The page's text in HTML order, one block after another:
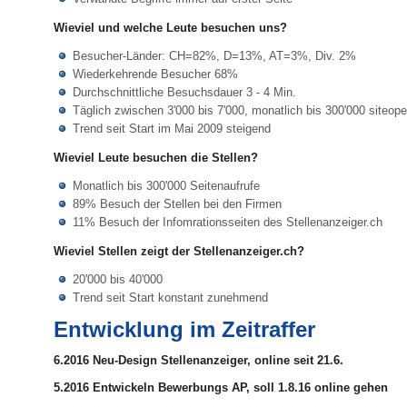
Wieviel und welche Leute besuchen uns?
Besucher-Länder: CH=82%, D=13%, AT=3%, Div. 2%
Wiederkehrende Besucher 68%
Durchschnittliche Besuchsdauer 3 - 4 Min.
Täglich zwischen 3'000 bis 7'000, monatlich bis 300'000
Trend seit Start im Mai 2009 steigend
Wieviel Leute besuchen die Stellen?
Monatlich bis 300'000 Seitenaufrufe
89% Besuch der Stellen bei den Firmen
11% Besuch der Infomrationsseiten des Stellenanzeiger.ch
Wieviel Stellen zeigt der Stellenanzeiger.ch?
20'000 bis 40'000
Trend seit Start konstant zunehmend
Entwicklung im Zeitraffer
6.2016 Neu-Design Stellenanzeiger, online seit 21.6.
5.2016 Entwickeln Bewerbungs AP, soll 1.8.16 online gehen